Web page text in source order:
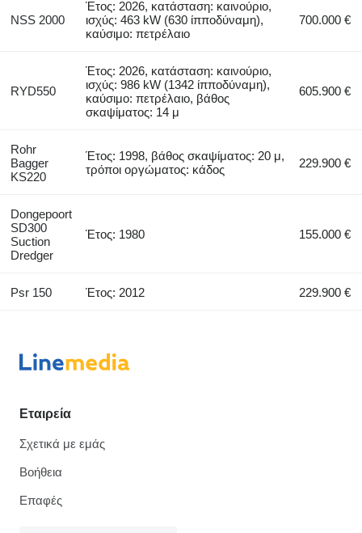
NSS 2000
Έτος: 2026, κατάσταση: καινούριο,
ισχύς: 463 kW (630 ίπποδύναμη),
καύσιμο: πετρέλαιο
700.000 €
RYD550
Έτος: 2026, κατάσταση: καινούριο,
ισχύς: 986 kW (1342 ίπποδύναμη),
καύσιμο: πετρέλαιο, βάθος
σκαψίματος: 14 μ
605.900 €
Rohr
Bagger
KS220
Έτος: 1998, βάθος σκαψίματος: 20 μ,
τρόποι οργώματος: κάδος
229.900 €
Dongepoort
SD300
Suction
Dredger
Έτος: 1980 155.000 €
Psr 150 Έτος: 2012 229.900 €
Εταιρεία
Σχετικά με εμάς
Βοήθεια
Επαφές